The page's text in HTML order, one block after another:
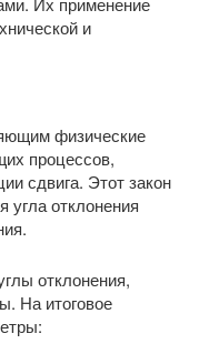
и
физические
процессов,
сдвига. Этот закон
угла отклонения
отклонения,
На итоговое